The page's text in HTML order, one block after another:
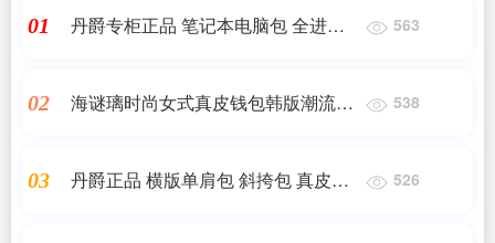
01
丹爵专柜正品 笔记本电脑包 全进口
563
02
海谜璃时尚女式真皮钱包韩版潮流撞
538
03
丹爵正品 横版单肩包 斜挎包 真皮男
526